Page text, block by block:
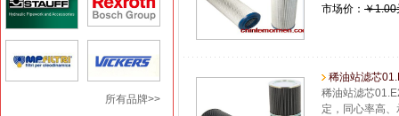
所有品牌>>
市场价： ￥1.00
稀油站滤芯
稀油站滤芯
定，同心率高